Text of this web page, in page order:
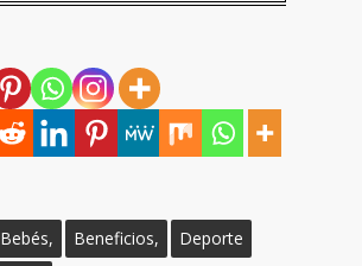
Bebés, Beneficios,
Deporte